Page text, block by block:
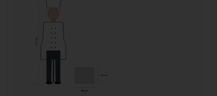
Vikt (brutto): 45kg
Anslutning: 400V, 3-fas
175 cm
33 cm
40 cm